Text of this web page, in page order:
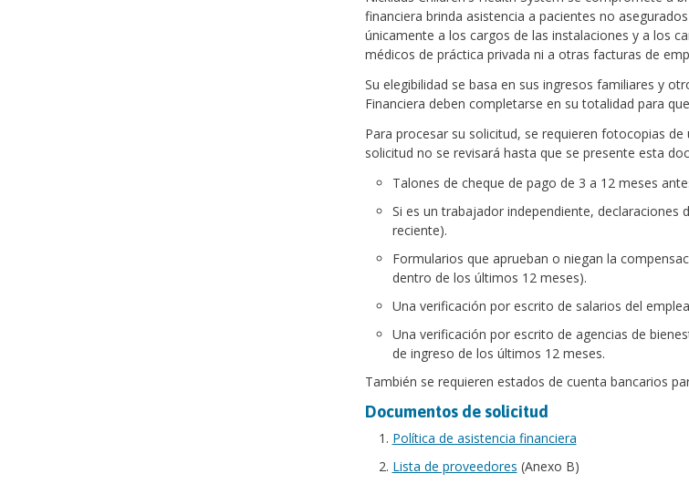
financiera brinda asistencia a pacientes no
únicamente a los cargos de las instalaciones y a los
médicos de práctica privada ni a otras facturas de
Su elegibilidad se basa en sus ingresos familiares y
Financiera deben completarse en su totalidad para
Para procesar su solicitud, se requieren fotocopias
solicitud no se revisará hasta que se presente esta
Talones de cheque de pago de 3 a 12 meses
Si es un trabajador independiente,
reciente).
Formularios que aprueban o niegan la
dentro de los últimos 12 meses).
Una verificación por escrito de salarios del
Una verificación por escrito de agencias de
de ingreso de los últimos 12 meses.
También se requieren estados de cuenta bancarios
Documentos de solicitud
Política de asistencia financiera
Lista de proveedores (Anexo B)